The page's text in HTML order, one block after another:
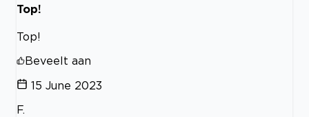
Top!
Top!
Beveelt aan
15 June 2023
F.